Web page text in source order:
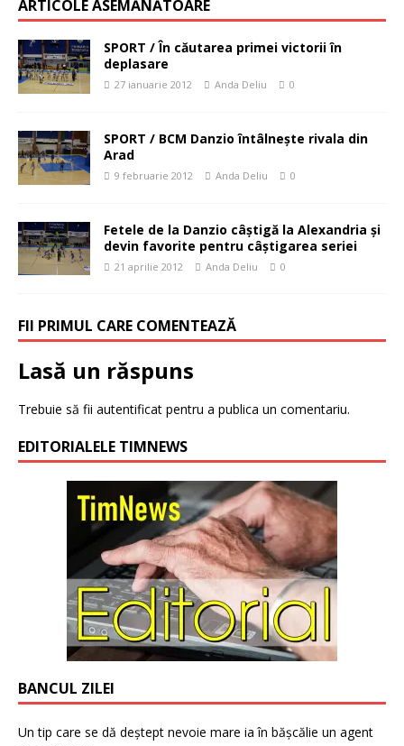
ARTICOLE ASEMĂNĂTOARE
SPORT / În căutarea primei victorii în
deplasare
27 ianuarie 2012 Anda Deliu 0
SPORT / BCM Danzio întâlneşte rivala din
Arad
9 februarie 2012 Anda Deliu 0
Fetele de la Danzio câştigă la Alexandria şi
devin favorite pentru câştigarea seriei
21 aprilie 2012 Anda Deliu 0
FII PRIMUL CARE COMENTEAZĂ
Lasă un răspuns
Trebuie să fii autentificat pentru a publica un comentariu.
EDITORIALELE TIMNEWS
BANCUL ZILEI
Un tip care se dă deștept nevoie mare ia în bășcălie un agent